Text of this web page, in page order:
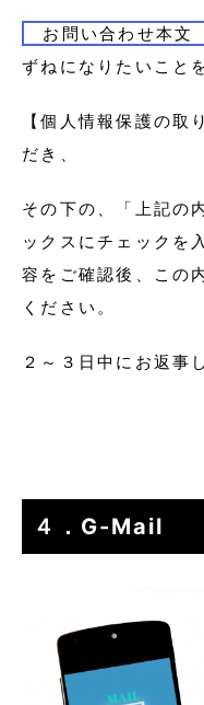
お問い合わせ本文
ずねになりたいこと
【個人情報保護の取
だき、
その下の、「上記の
ックスにチェックを
容をご確認後、この
ください。
２～３日中にお返事
４．G-Mail